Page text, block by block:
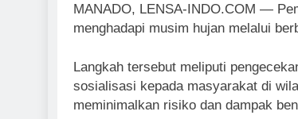
MANADO, LENSA-INDO.COM —
menghadapi musim hujan melalui
Langkah tersebut meliputi
sosialisasi kepada masyarakat di
meminimalkan risiko dan dampak